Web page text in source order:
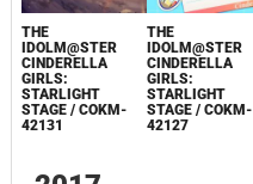
THE
IDOLM@STER
CINDERELLA
GIRLS:
STARLIGHT
STAGE / COKM-
42131
THE
IDOLM@STER
CINDERELLA
GIRLS:
STARLIGHT
STAGE / COKM-
42127